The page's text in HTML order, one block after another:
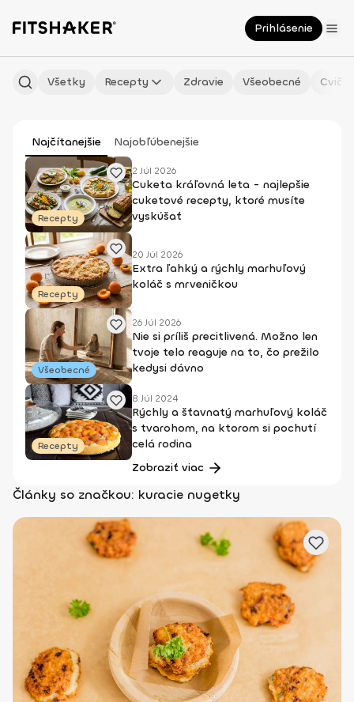
Prihlásenie
Všetky Recepty Zdravie Všeobecné
Najčítanejšie Najobľúbenejšie
Recepty
2 Júl 2026
Cuketa kráľovná leta - najlepšie
cuketové recepty, ktoré musíte
vyskúšať
Recepty
20 Júl 2026
Extra ľahký a rýchly marhuľový
koláč s mrveničkou
Všeobecné
26 Júl 2026
Nie si príliš precitlivená. Možno len
tvoje telo reaguje na to, čo prežilo
kedysi dávno
Recepty
8 Júl 2024
Rýchly a šťavnatý marhuľový koláč
s tvarohom, na ktorom si pochutí
celá rodina
Zobraziť viac
Články so značkou: kuracie nugetky